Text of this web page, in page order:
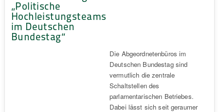
„Politische
Hochleistungsteams
im Deutschen
Bundestag“
Die Abgeordnetenbüros im
Deutschen Bundestag sind
vermutlich die zentrale
Schaltstellen des
parlamentarischen Betriebes.
Dabei lässt sich seit geraumer